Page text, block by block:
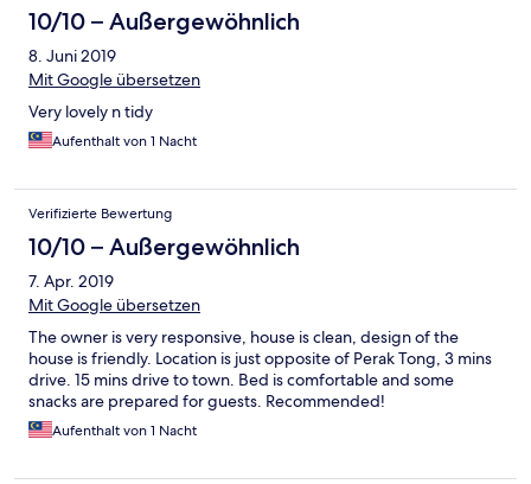
10/10 – Außergewöhnlich
8. Juni 2019
Mit Google übersetzen
Very lovely n tidy
Aufenthalt von 1 Nacht
Verifizierte Bewertung
10/10 – Außergewöhnlich
7. Apr. 2019
Mit Google übersetzen
The owner is very responsive, house is clean, design of the
house is friendly. Location is just opposite of Perak Tong, 3 mins
drive. 15 mins drive to town. Bed is comfortable and some
snacks are prepared for guests. Recommended!
Aufenthalt von 1 Nacht